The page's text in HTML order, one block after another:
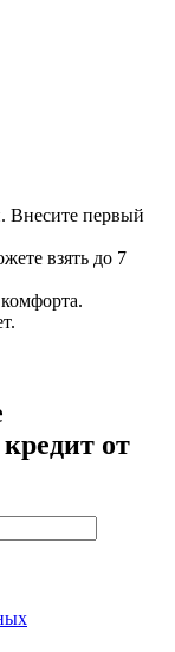
. Внесите первый
взять до 7
.
от